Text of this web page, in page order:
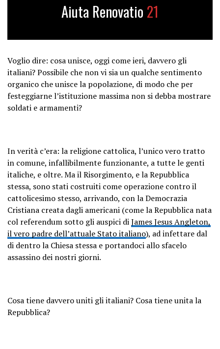
Aiuta Renovatio 21
Voglio dire: cosa unisce, oggi come ieri, davvero gli
italiani? Possibile che non vi sia un qualche sentimento
organico che unisce la popolazione, di modo che per
festeggiarne l’istituzione massima non si debba mostrare
soldati e armamenti?
In verità c’era: la religione cattolica, l’unico vero tratto
in comune, infallibilmente funzionante, a tutte le genti
italiche, e oltre. Ma il Risorgimento, e la Repubblica
stessa, sono stati costruiti come operazione contro il
cattolicesimo stesso, arrivando, con la Democrazia
Cristiana creata dagli americani (come la Repubblica nata
col referendum sotto gli auspici diJames Jesus Angleton,
il vero padre dell’attuale Stato italiano), ad infettare dal
di dentro la Chiesa stessa e portandoci allo sfacelo
assassino dei nostri giorni.
Cosa tiene davvero uniti gli italiani? Cosa tiene unita la
Repubblica?